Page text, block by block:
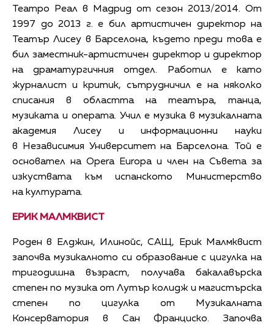
Театро Реал в Мадрид от сезон 2013/2014. От
1997 до 2013 г. е бил артистичен директор на
Театър Лисеу в Барселона, където преди това е
бил заместник-артистичен директор и директор
на драматургичния отдел. Работил е като
журналист и критик, сътрудничил е на няколко
списания в областта на театъра, танца,
музиката и операта. Учил е музика в музикалната
академия Лисеу и информационни науки
в Независимия Университет на Барселона. Той е
основател на Opera Europa и член на Съвета за
изкуствата към испанското Министерство
на културата.
ЕРИК МАЛМКВИСТ
Роден в Елджин, Илинойс, САЩ, Ерик Малмквист
започва музикалното си образование с цигулка на
тригодишна възраст, получава бакалавърска
степен по музика от Лутър колидж и магистърска
степен по цигулка от Музикалната
Консерватория в Сан Франциско. Започва